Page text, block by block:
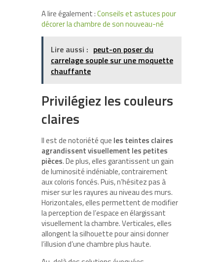
A lire également :Conseils et astuces pour
décorer la chambre de son nouveau-né
Lire aussi : peut-on poser du
carrelage souple sur une moquette
chauffante
Privilégiez les couleurs
claires
Il est de notoriété que les teintes claires
agrandissent visuellement les petites
pièces. De plus, elles garantissent un gain
de luminosité indéniable, contrairement
aux coloris foncés. Puis, n’hésitez pas à
miser sur les rayures au niveau des murs.
Horizontales, elles permettent de modifier
la perception de l’espace en élargissant
visuellement la chambre. Verticales, elles
allongent la silhouette pour ainsi donner
l’illusion d’une chambre plus haute.